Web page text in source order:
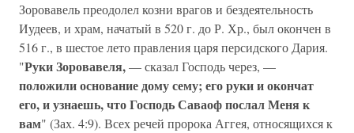
Зоровавель преодолел козни врагов и бездеятельность
Иудеев, и храм, начатый в 520 г. до Р. Хр., был окончен в
516 г., в шестое лето правления царя персидского Дария.
"Руки Зоровавеля,— сказал Господь через, —
положили основание дому сему; его руки и окончат
его, и узнаешь, что Господь Саваоф послал Меня к
вам" (Зах. 4:9). Всех речей пророка Аггея, относящихся к